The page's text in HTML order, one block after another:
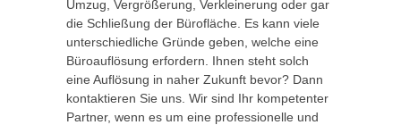
Umzug, Vergrößerung, Verkleinerung oder gar
die Schließung der Bürofläche. Es kann viele
unterschiedliche Gründe geben, welche eine
Büroauflösung erfordern. Ihnen steht solch
eine Auflösung in naher Zukunft bevor? Dann
kontaktieren Sie uns. Wir sind Ihr kompetenter
Partner, wenn es um eine professionelle und